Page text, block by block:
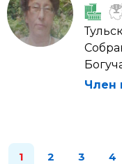
Член
1 2 3 4